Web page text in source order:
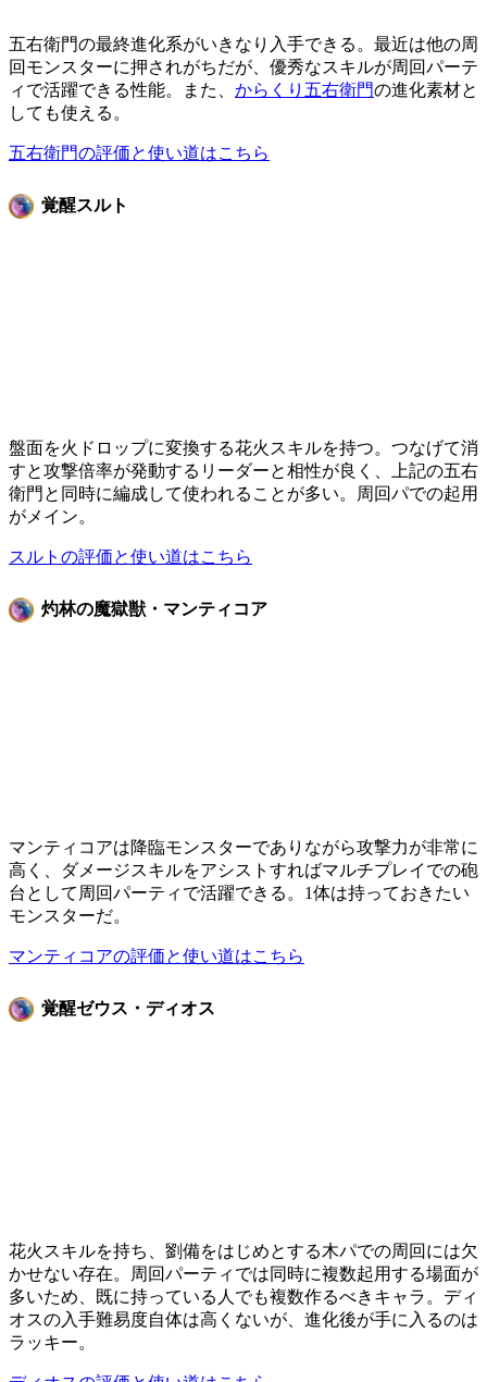
五右衛門の最終進化系がいきなり入手できる。最近は他の周
回モンスターに押されがちだが、優秀なスキルが周回パーテ
ィで活躍できる性能。また、 からくり五右衛門の進化素材と
しても使える。
五右衛門の評価と使い道はこちら
覚醒スルト
盤面を火ドロップに変換する花火スキルを持つ。つなげて消
すと攻撃倍率が発動するリーダーと相性が良く、上記の五右
衛門と同時に編成して使われることが多い。周回パでの起用
がメイン。
スルトの評価と使い道はこちら
灼林の魔獄獣・マンティコア
マンティコアは降臨モンスターでありながら攻撃力が非常に
高く、ダメージスキルをアシストすればマルチプレイでの砲
台として周回パーティで活躍できる。1体は持っておきたい
モンスターだ。
マンティコアの評価と使い道はこちら
覚醒ゼウス・ディオス
花火スキルを持ち、劉備をはじめとする木パでの周回には欠
かせない存在。周回パーティでは同時に複数起用する場面が
多いため、既に持っている人でも複数作るべきキャラ。ディ
オスの入手難易度自体は高くないが、進化後が手に入るのは
ラッキー。